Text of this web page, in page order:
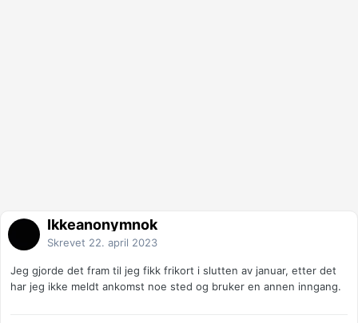
Ikkeanonymnok
Skrevet 22. april 2023
Jeg gjorde det fram til jeg fikk frikort i slutten av januar, etter det
har jeg ikke meldt ankomst noe sted og bruker en annen inngang.